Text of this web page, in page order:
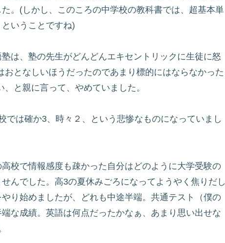
。(しかし、このころの中学校の教科書では、超基本単
いうことですね)
は、塾の先生がどんどんエキセントリックに生徒に怒
となしいほうだったのであまり標的にはならなかった
と親に言って、やめていました。
では確か3、時々２、という悲惨なものになっていまし
校で情報感度も疎かった自分はどのように大学受験の
んでした。高3の夏休みごろになってようやく焦りだし
り始めましたが、どれも中途半端。共通テスト（僕の
な成績。英語は何点だったかなぁ、あまり思い出せな